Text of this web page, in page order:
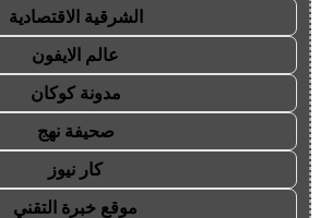
الشرقية الاقتصادية
عالم الايفون
مدونة كوكان
صحيفة نهج
كار نيوز
موقع خبرة التقني